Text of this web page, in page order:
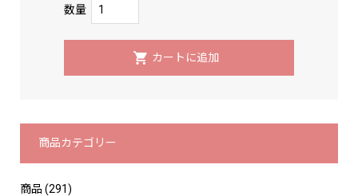
数量
商品カテゴリー
商品 (291)